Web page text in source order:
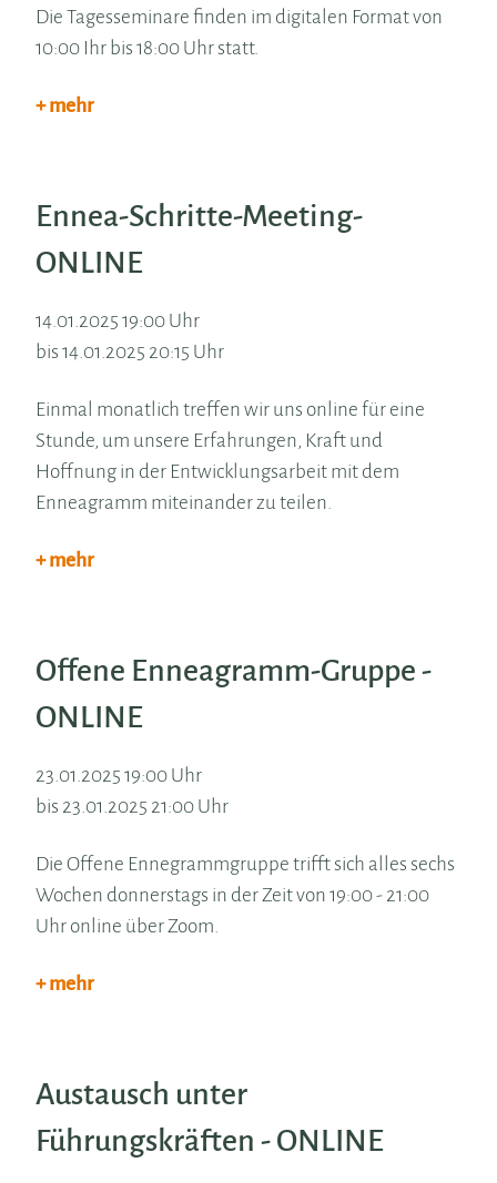
Die Tagesseminare finden im digitalen Format von
10:00 Ihr bis 18:00 Uhr statt.
+ mehr
Ennea-Schritte-Meeting-
ONLINE
14.01.2025 19:00 Uhr
bis 14.01.2025 20:15 Uhr
Einmal monatlich treffen wir uns online für eine
Stunde, um unsere Erfahrungen, Kraft und
Hoffnung in der Entwicklungsarbeit mit dem
Enneagramm miteinander zu teilen.
+ mehr
Offene Enneagramm-Gruppe -
ONLINE
23.01.2025 19:00 Uhr
bis 23.01.2025 21:00 Uhr
Die Offene Ennegrammgruppe trifft sich alles sechs
Wochen donnerstags in der Zeit von 19:00 - 21:00
Uhr online über Zoom.
+ mehr
Austausch unter
Führungskräften - ONLINE